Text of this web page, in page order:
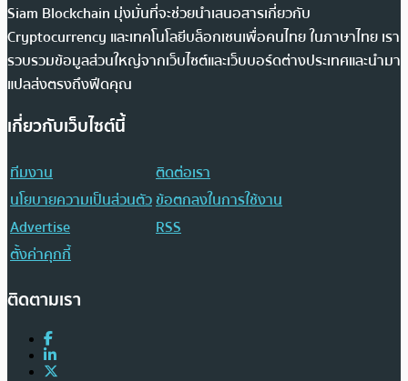
Siam Blockchain มุ่งมั่นที่จะช่วยนำเสนอสารเกี่ยวกับ
Cryptocurrency และเทคโนโลยีบล็อกเชนเพื่อคนไทย ในภาษาไทย เรา
รวบรวมข้อมูลส่วนใหญ่จากเว็บไซต์และเว็บบอร์ดต่างประเทศและนำมา
แปลส่งตรงถึงฟีดคุณ
เกี่ยวกับเว็บไซต์นี้
ทีมงาน
ติดต่อเรา
นโยบายความเป็นส่วนตัวข้อตกลงในการใช้งาน
Advertise
RSS
ตั้งค่าคุกกี้
ติดตามเรา